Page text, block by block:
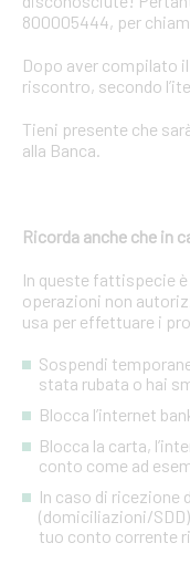
800005444, per
Dopo aver compilato il
riscontro, secondo
Tieni presente che
alla Banca.
Ricorda anche che in
In queste fattispecie
operazioni non
usa per effettuare i
Sospendi
stata rubata o hai
Blocca l’internet
Blocca la carta,
conto come ad
In caso di
(domiciliazioni/
tuo conto corrente